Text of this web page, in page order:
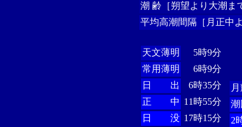
潮 齢［朔望より大潮ま
平均高潮間隔［月正中
天文薄明
5時9分
常用薄明
6時9分
日 出
6時35分
正 中 11時55分
日 没 17時15分
潮
2